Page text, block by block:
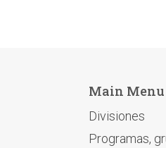
Main Menu
Divisiones
Programas,